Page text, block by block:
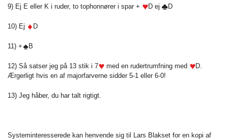
9) Ej E eller K i ruder, to tophonnører i spar + D ej D
10) Ej D
11) + B
12) Så satser jeg på 13 stik i 7 med en rudertrumfning med
D.
Ærgerligt hvis en af majorfarverne sidder 5-1 eller 6-0!
13) Jeg håber, du har talt rigtigt.
Systeminteresserede kan henvende sig til Lars Blakset for en kopi af